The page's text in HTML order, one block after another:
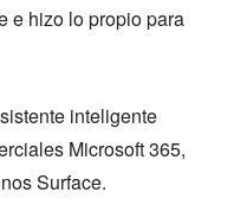
e hizo lo propio para
inteligente
Microsoft 365,
Surface.